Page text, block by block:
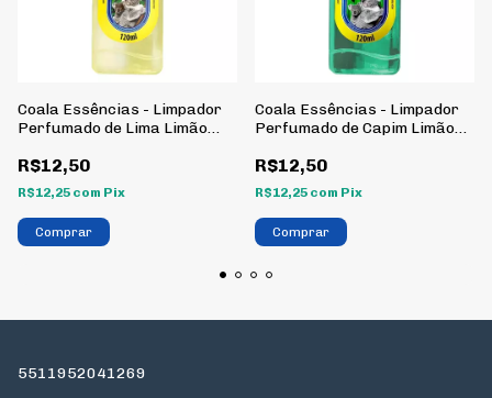
Coala Essências - Limpador
Perfumado de Lima Limão
R$12,50
R$12,25 com Pix
Coala Essências - Limpador
Perfumado de Capim Limão
R$12,50
R$12,25 com Pix
5511952041269